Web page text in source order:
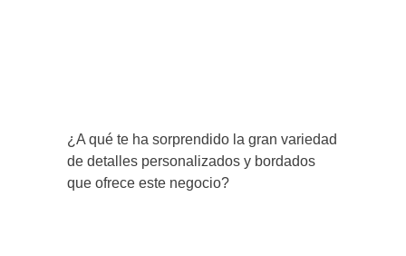
¿A qué te ha sorprendido la gran variedad
de detalles personalizados y bordados
que ofrece este negocio?